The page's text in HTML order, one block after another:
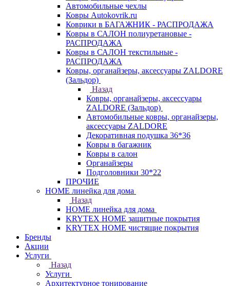
Автомобильные чехлы
Ковры Autokovrik.ru
Коврики в БАГАЖНИК - РАСПРОДАЖА
Ковры в САЛОН полиуретановые -
РАСПРОДАЖА
Ковры в САЛОН текстильные -
РАСПРОДАЖА
Ковры, органайзеры, аксессуары ZALDORE
(Зальдор)
Назад
Ковры, органайзеры, аксессуары
ZALDORE (Зальдор)
Автомобильные ковры, органайзеры,
аксессуары ZALDORE
Декоративная подушка 36*36
Ковры в багажник
Ковры в салон
Органайзеры
Подголовники 30*22
ПРОЧИЕ
HOME линейка для дома
Назад
HOME линейка для дома
KRYTEX HOME защитные покрытия
KRYTEX HOME чистящие покрытия
Бренды
Акции
Услуги
Назад
Услуги
Архитектурное тонирование